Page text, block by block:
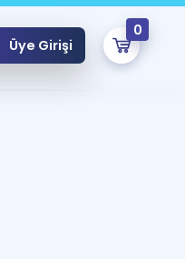
Üye Girişi
0